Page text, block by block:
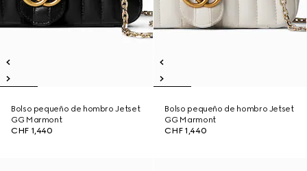
Bolso pequeño de hombro Jetset
GG Marmont
CHF 1,440
Bolso pequeño de hombro Jetset
GG Marmont
CHF 1,440